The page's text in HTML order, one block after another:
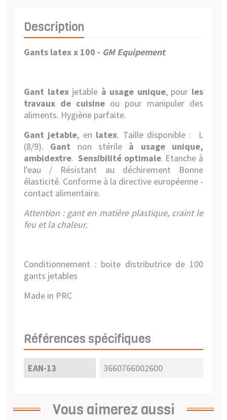
Description
Gants latex x 100 - GM Equipement
Gant latex jetable à usage unique, pour les
travaux de cuisine ou pour manipuler des
aliments. Hygiène parfaite.
Gant jetable, en latex. Taille disponible : L
(8/9). Gant non stérile à usage unique,
ambidextre. Sensibilité optimale. Etanche à
l'eau / Résistant au déchirement Bonne
élasticité. Conforme à la directive européenne -
contact alimentaire.
Attention : gant en matière plastique, craint le
feu et la chaleur.
Conditionnement : boite distributrice de 100
gants jetables
Made in PRC
Références spécifiques
EAN-13 3660766002600
Vous aimerez aussi